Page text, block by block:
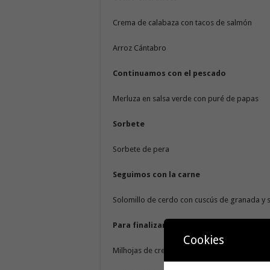
Crema de calabaza con tacos de salmón
Arroz Cántabro
Continuamos con el pescado
Merluza en salsa verde con puré de papas
Sorbete
Sorbete de pera
Seguimos con la carne
Solomillo de cerdo con cuscús de granada y
Para finalizar y endulzar el paladar:
Milhojas de crema y merengue
Cookies